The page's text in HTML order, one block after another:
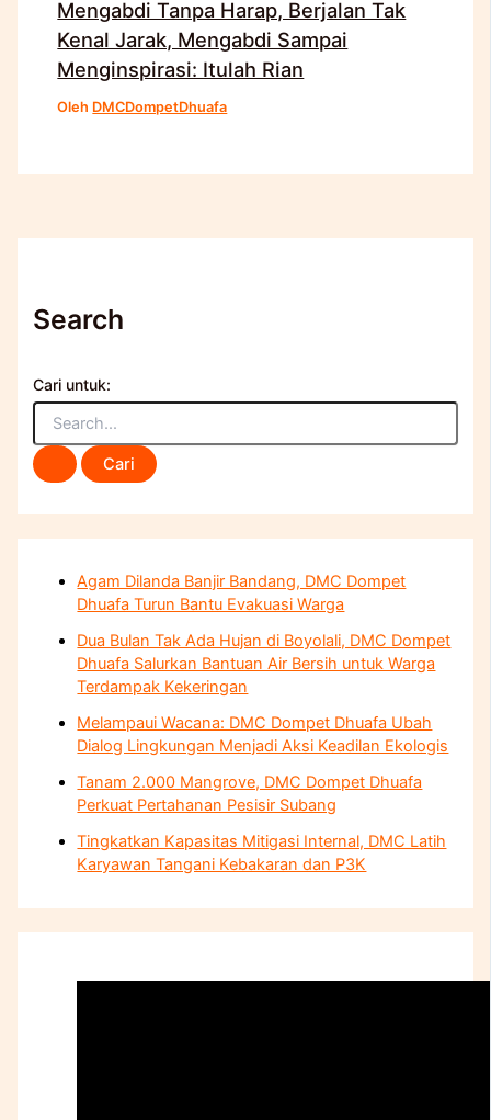
Mengabdi Tanpa Harap, Berjalan Tak
Kenal Jarak, Mengabdi Sampai
Menginspirasi: Itulah Rian
Oleh DMCDompetDhuafa
Search
Cari untuk:
Agam Dilanda Banjir Bandang, DMC Dompet
Dhuafa Turun Bantu Evakuasi Warga
Dua Bulan Tak Ada Hujan di Boyolali, DMC Dompet
Dhuafa Salurkan Bantuan Air Bersih untuk Warga
Terdampak Kekeringan
Melampaui Wacana: DMC Dompet Dhuafa Ubah
Dialog Lingkungan Menjadi Aksi Keadilan Ekologis
Tanam 2.000 Mangrove, DMC Dompet Dhuafa
Perkuat Pertahanan Pesisir Subang
Tingkatkan Kapasitas Mitigasi Internal, DMC Latih
Karyawan Tangani Kebakaran dan P3K